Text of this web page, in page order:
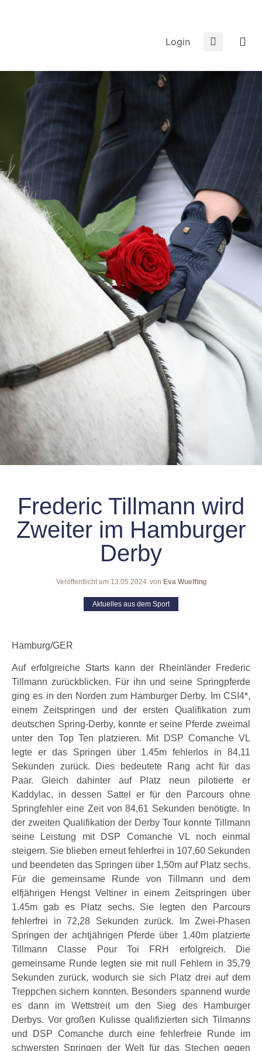
Login
Frederic Tillmann wird
Zweiter im Hamburger
Derby
Veröffentlicht am 13.05.2024 von Eva Wuelfing
Aktuelles aus dem Sport
Hamburg/GER
Auf erfolgreiche Starts kann der Rheinländer Frederic
Tillmann zurückblicken. Für ihn und seine Springpferde
ging es in den Norden zum Hamburger Derby. Im CSI4*,
einem Zeitspringen und der ersten Qualifikation zum
deutschen Spring-Derby, konnte er seine Pferde zweimal
unter den Top Ten platzieren. Mit DSP Comanche VL
legte er das Springen über 1.45m fehlerlos in 84,11
Sekunden zurück. Dies bedeutete Rang acht für das
Paar. Gleich dahinter auf Platz neun pilotierte er
Kaddylac, in dessen Sattel er für den Parcours ohne
Springfehler eine Zeit von 84,61 Sekunden benötigte. In
der zweiten Qualifikation der Derby Tour konnte Tillmann
seine Leistung mit DSP Comanche VL noch einmal
steigern. Sie blieben erneut fehlerfrei in 107,60 Sekunden
und beendeten das Springen über 1,50m auf Platz sechs.
Für die gemeinsame Runde von Tillmann und dem
elfjährigen Hengst Veltiner in einem Zeitspringen über
1.45m gab es Platz sechs. Sie legten den Parcours
fehlerfrei in 72,28 Sekunden zurück. Im Zwei-Phasen
Springen der achtjährigen Pferde über 1.40m platzierte
Tillmann Classe Pour Toi FRH erfolgreich. Die
gemeinsame Runde legten sie mit null Fehlern in 35,79
Sekunden zurück, wodurch sie sich Platz drei auf dem
Treppchen sichern konnten. Besonders spannend wurde
es dann im Wettstreit um den Sieg des Hamburger
Derbys. Vor großen Kulisse qualifizierten sich Tilmanns
und DSP Comanche durch eine fehlerfreie Runde im
schwersten Springen der Welt für das Stechen gegen